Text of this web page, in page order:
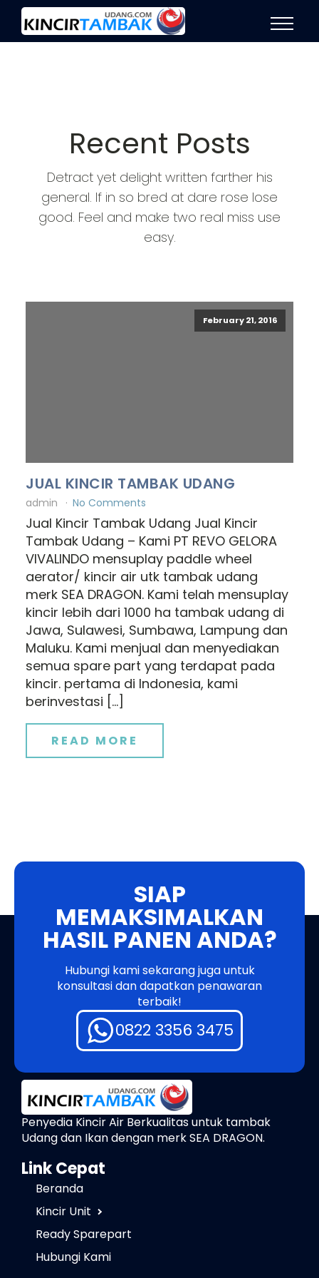
Recent Posts
Detract yet delight written farther his
general. If in so bred at dare rose lose
good. Feel and make two real miss use
easy.
February 21, 2016
JUAL KINCIR TAMBAK UDANG
admin No Comments
Jual Kincir Tambak Udang Jual Kincir
Tambak Udang – Kami PT REVO GELORA
VIVALINDO mensuplay paddle wheel
aerator/ kincir air utk tambak udang
merk SEA DRAGON. Kami telah mensuplay
kincir lebih dari 1000 ha tambak udang di
Jawa, Sulawesi, Sumbawa, Lampung dan
Maluku. Kami menjual dan menyediakan
semua spare part yang terdapat pada
kincir. pertama di Indonesia, kami
berinvestasi […]
READ MORE
SIAP
MEMAKSIMALKAN
HASIL PANEN ANDA?
Hubungi kami sekarang juga untuk
konsultasi dan dapatkan penawaran
terbaik!
0822 3356 3475
Penyedia Kincir Air Berkualitas untuk tambak
Udang dan Ikan dengan merk SEA DRAGON.
Link Cepat
Beranda
Kincir Unit
Ready Sparepart
Hubungi Kami